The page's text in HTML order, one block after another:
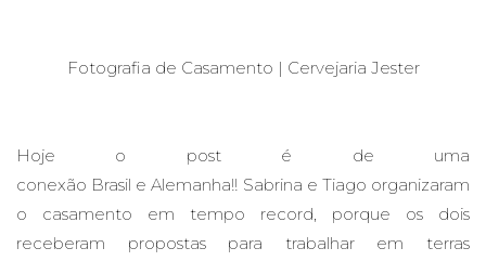
Fotografia de Casamento | Cervejaria Jester
Hoje o post é de uma
conexão Brasil e Alemanha!! Sabrina e Tiago organizaram
o casamento em tempo record, porque os dois
receberam propostas para trabalhar em terras